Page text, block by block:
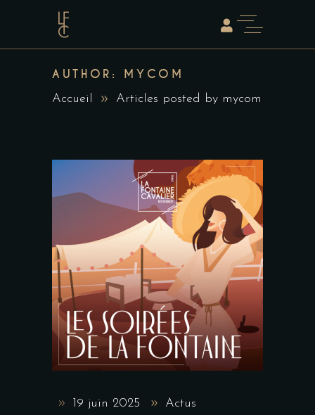
AUTHOR: MYCOM
Accueil Articles posted by mycom
19 juin 2025 Actus